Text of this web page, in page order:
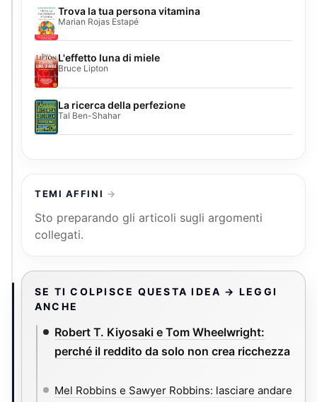
Trova la tua persona vitamina
Marian Rojas Estapé
L'effetto luna di miele
Bruce Lipton
La ricerca della perfezione
Tal Ben-Shahar
TEMI AFFINI
Sto preparando gli articoli sugli argomenti
collegati.
SE TI COLPISCE QUESTA IDEA → LEGGI
ANCHE
Robert T. Kiyosaki e Tom Wheelwright:
perché il reddito da solo non crea ricchezza
Mel Robbins e Sawyer Robbins: lasciare andare